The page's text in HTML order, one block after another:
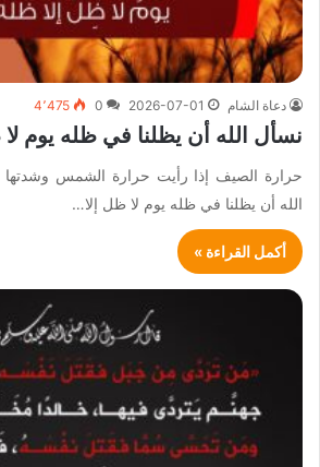
دعاة الشام 2026-07-01
0 4٬475
نسأل الله أن يظلنا في ظله يوم
حرارة الصيف إذا رأيت حرارة الشمس وشدتها
الله أن يظلنا في ظله يوم لا ظل إلا…
أكمل القراءة »